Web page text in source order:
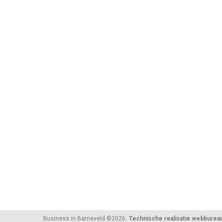
Business in Barneveld ©2026 Technische realisatie